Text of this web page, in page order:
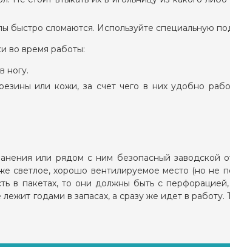
быстро сломаются. Используйте специальную
во время работы:
ногу.
или кожи, за счет чего в них удобно
или рядом с ним безопасный заводской
светлое, хорошо вентилируемое место (но не
в пакетах, то они должны быть с
годами в запасах, а сразу же идет в работу.